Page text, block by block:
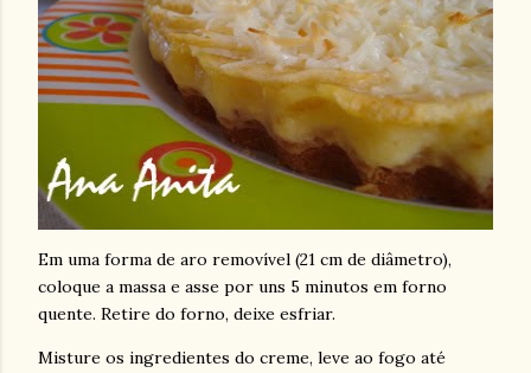
Em uma forma de aro removível (21 cm de diâmetro),
coloque a massa e asse por uns 5 minutos em forno
quente. Retire do forno, deixe esfriar.
Misture os ingredientes do creme, leve ao fogo até